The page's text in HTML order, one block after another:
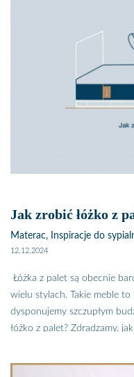
piękna i maksymalnie
wizualnych. Jednak uwaga,
styl hygge to określone
prostych kilku krokach w
Spokojne stonowane
to właśnie styl hygge.
pomieszczeniu czujemy się
wszystkiego, co
Jak zrobić łóżko z
Materac, Inspiracje do
12.12.2024
Łóżka z palet są obecnie
wielu stylach. Takie meble
dysponujemy szczupłym
łóżko z palet? Zdradzamy,
dobry sen. Łóżka z palet to